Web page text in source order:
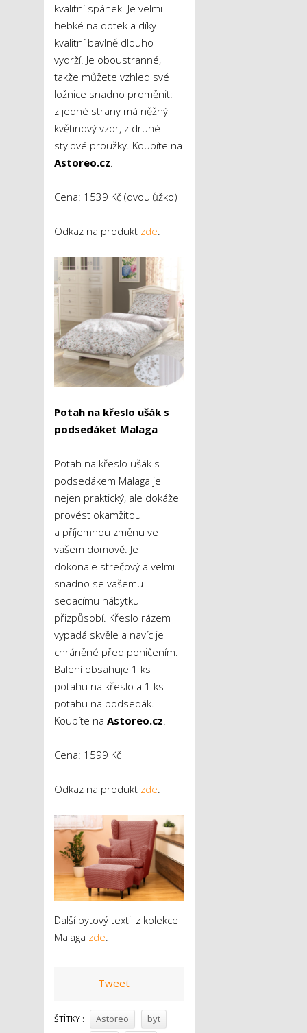
kvalitní spánek. Je velmi
hebké na dotek a díky
kvalitní bavlně dlouho
vydrží. Je oboustranné,
takže můžete vzhled své
ložnice snadno proměnit:
z jedné strany má něžný
květinový vzor, z druhé
stylové proužky. Koupíte na
Astoreo.cz
Cena: 1539 Kč (dvoulůžko)
Odkaz na produkt zde
Potah na křeslo ušák s
podsedáket Malaga
Potah na křeslo ušák s
podsedákem Malaga je
nejen praktický, ale dokáže
provést okamžitou
a příjemnou změnu ve
vašem domově. Je
dokonale strečový a velmi
snadno se vašemu
sedacímu nábytku
přizpůsobí. Křeslo rázem
vypadá skvěle a navíc je
chráněné před poničením.
Balení obsahuje 1 ks
potahu na křeslo a 1 ks
potahu na podsedák.
Koupíte na Astoreo.cz.
Cena: 1599 Kč
Odkaz na produkt zde.
Další bytový textil z kolekce
Malaga zde.
Tweet
ŠTÍTKY : Astoreo
byt